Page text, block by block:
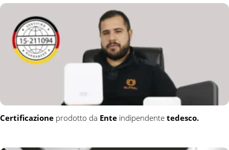
Certificazione prodotto da Ente indipendente tedesco.